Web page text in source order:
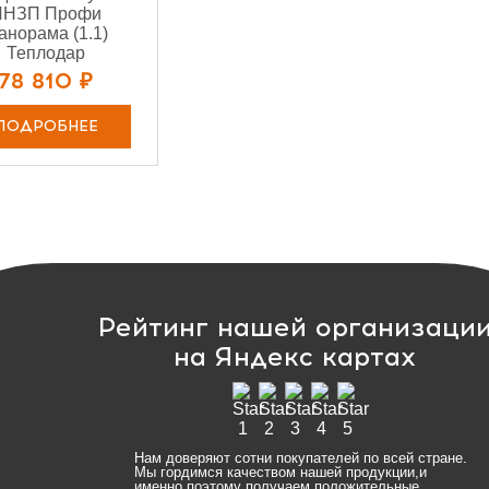
Профи
(1.1)
Теплодар
78 810 ₽
Рейтинг нашей
на Яндекс картах
Нам доверяют сотни покупателей по всей стране.
Мы гордимся качеством нашей продукции,и